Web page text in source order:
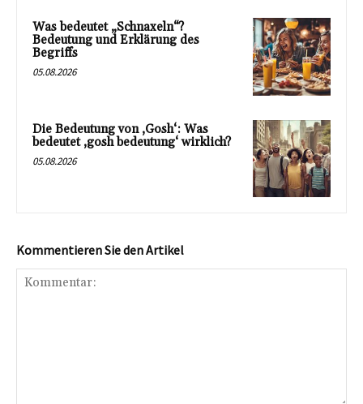
Was bedeutet „Schnaxeln“?
Bedeutung und Erklärung des
Begriffs
05.08.2026
Die Bedeutung von ‚Gosh‘: Was
bedeutet ‚gosh bedeutung‘ wirklich?
05.08.2026
Kommentieren Sie den Artikel